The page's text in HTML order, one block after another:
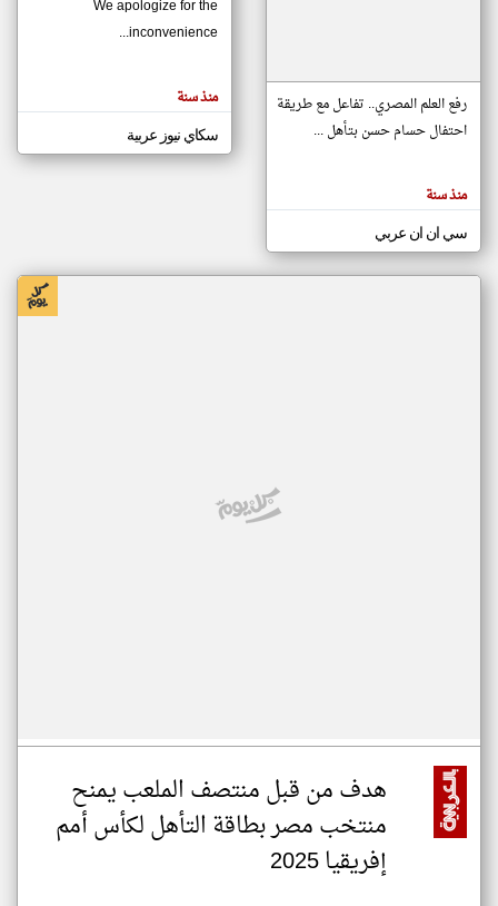
مصادر الأخبار من موريتانيا
اخبار موريتانيا على مدار الساعة
أهم اخبار موريتانيا العاجلة والمباشرة
المقالات
الموجوده
هنا عن
رفع العلم المصري.. تفاعل مع طريقة
احتفال حسام حسن بتأهل ...
منذ سنة
سي ان ان عربي
We apologize for the
inconvenience...
منذ سنة
سكاي نيوز عربية
هدف من قبل منتصف الملعب يمنح
منتخب مصر بطاقة التأهل لكأس أمم
إفريقيا 2025
klyoum.com